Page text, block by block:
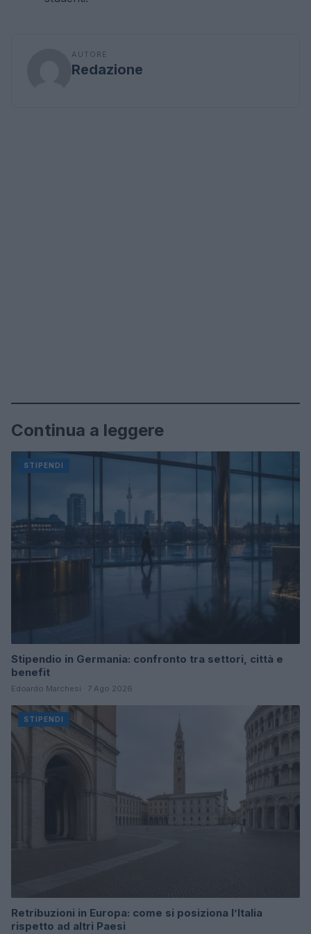
AUTORE
Redazione
Continua a leggere
STIPENDI
Stipendio in Germania: confronto tra settori, città e
benefit
Edoardo Marchesi · 7 Ago 2026
STIPENDI
Retribuzioni in Europa: come si posiziona l’Italia
rispetto ad altri Paesi